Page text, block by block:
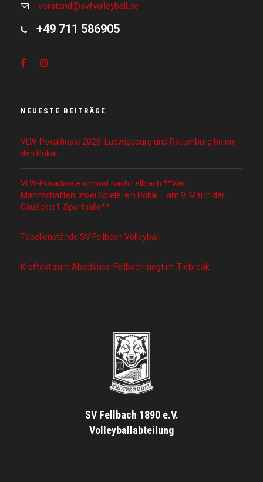
vorstand@svfvolleyball.de
+49 711 586905
NEUESTE BEITRÄGE
VLW-Pokalfinale 2026: Ludwigsburg und Rottenburg holen
den Pokal
VLW-Pokalfinale kommt nach Fellbach **Vier
Mannschaften, zwei Spiele, ein Pokal – am 9. Mai in der
Gäuäcker1-Sporthalle**
Tabellenstände SV Fellbach Volleyball
Kraftakt zum Abschluss: Fellbach siegt im Tiebreak
SV Fellbach 1890 e.V.
Volleyballabteilung